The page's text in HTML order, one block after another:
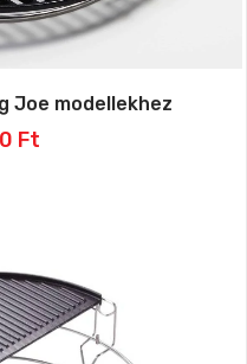
Joe modellekhez
Ft